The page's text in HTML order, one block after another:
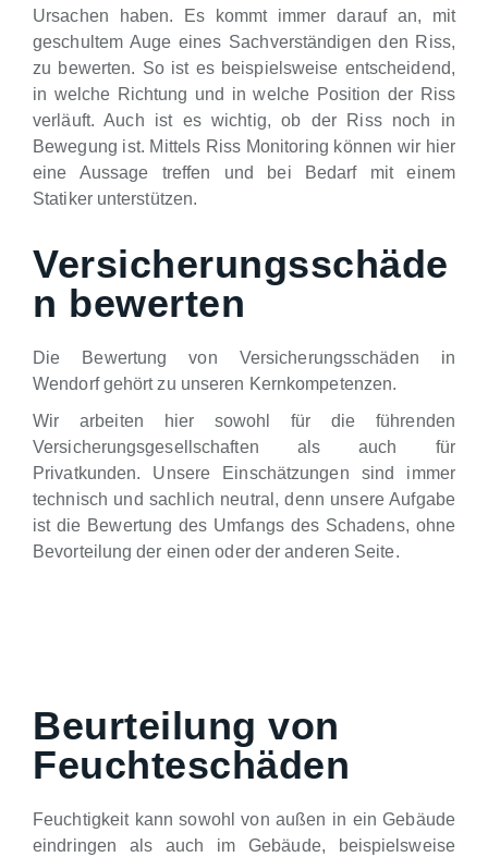
Ursachen haben. Es kommt immer darauf an, mit
geschultem Auge eines Sachverständigen den Riss,
zu bewerten. So ist es beispielsweise entscheidend,
in welche Richtung und in welche Position der Riss
verläuft. Auch ist es wichtig, ob der Riss noch in
Bewegung ist. Mittels Riss Monitoring können wir hier
eine Aussage treffen und bei Bedarf mit einem
Statiker unterstützen.
Versicherungsschäde
n bewerten
Die Bewertung von Versicherungsschäden in
Wendorf gehört zu unseren Kernkompetenzen.
Wir arbeiten hier sowohl für die führenden
Versicherungsgesellschaften als auch für
Privatkunden. Unsere Einschätzungen sind immer
technisch und sachlich neutral, denn unsere Aufgabe
ist die Bewertung des Umfangs des Schadens, ohne
Bevorteilung der einen oder der anderen Seite.
Beurteilung von
Feuchteschäden
Feuchtigkeit kann sowohl von außen in ein Gebäude
eindringen als auch im Gebäude, beispielsweise